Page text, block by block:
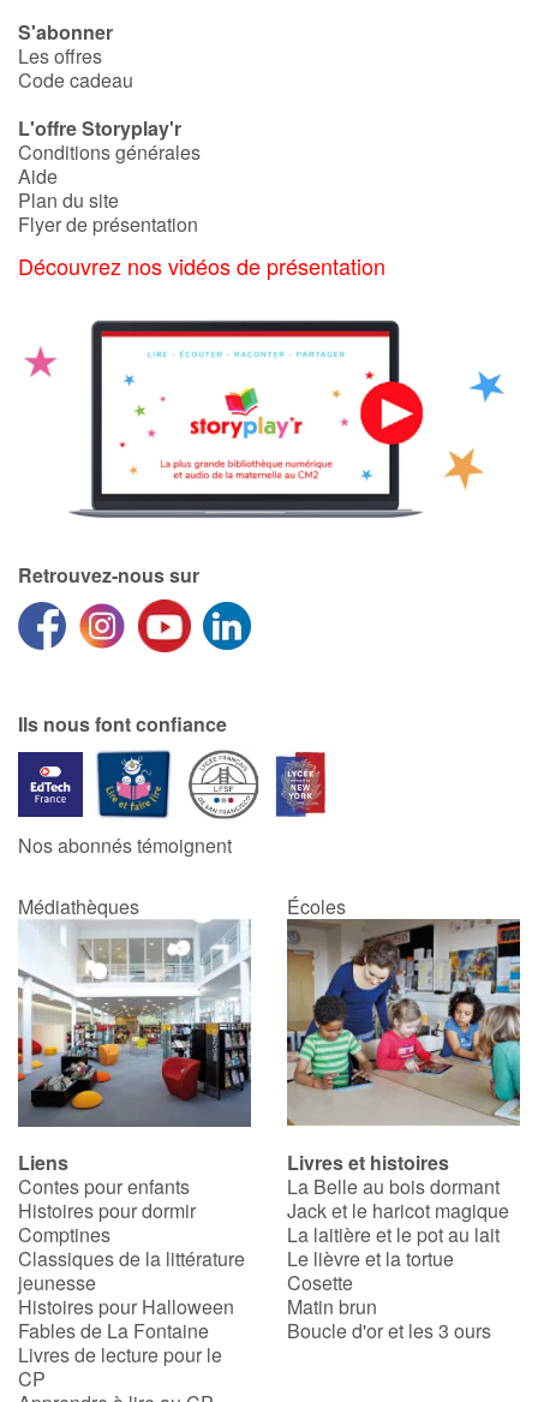
S'abonner
Les offres
Code cadeau
L'offre Storyplay'r
Conditions générales
Aide
Plan du site
Flyer de présentation
Découvrez nos vidéos de présentation
Retrouvez-nous sur
Ils nous font confiance
Nos abonnés témoignent
Médiathèques Écoles
Liens
Contes pour enfants
Histoires pour dormir
Comptines
Classiques de la littérature
jeunesse
Histoires pour Halloween
Fables de La Fontaine
Livres de lecture pour le
CP
Livres et histoires
La Belle au bois dormant
Jack et le haricot magique
La laitière et le pot au lait
Le lièvre et la tortue
Cosette
Matin brun
Boucle d'or et les 3 ours